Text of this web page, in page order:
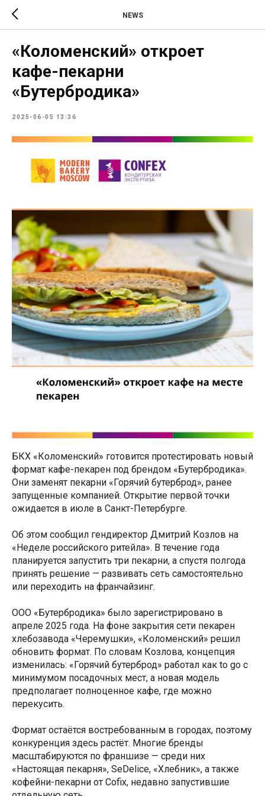
NEWS
«Коломенский» откроет
кафе-пекарни
«Бутербродика»
2025-06-05 13:36
БКХ «Коломенский» готовится протестировать новый
формат кафе-пекарен под брендом «Бутербродика».
Они заменят пекарни «Горячий бутерброд», ранее
запущенные компанией. Открытие первой точки
ожидается в июле в Санкт-Петербурге.
Об этом сообщил гендиректор Дмитрий Козлов на
«Неделе российского ритейла». В течение года
планируется запустить три пекарни, а спустя полгода
принять решение — развивать сеть самостоятельно
или переходить на франчайзинг.
ООО «Бутербродика» было зарегистрировано в
апреле 2025 года. На фоне закрытия сети пекарен
хлебозавода «Черемушки», «Коломенский» решил
обновить формат. По словам Козлова, концепция
изменилась: «Горячий бутерброд» работал как to go с
минимумом посадочных мест, а новая модель
предполагает полноценное кафе, где можно
перекусить.
Формат остаётся востребованным в городах, поэтому
конкуренция здесь растёт. Многие бренды
масштабируются по франшизе — среди них
«Настоящая пекарня», SeDelice, «Хлебник», а также
кофейни-пекарни от Cofix, недавно запустившие